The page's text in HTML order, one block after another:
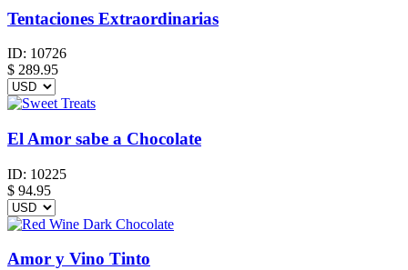
Tentaciones Extraordinarias
ID: 10726
$ 289.95
El Amor sabe a Chocolate
ID: 10225
$ 94.95
Amor y Vino Tinto